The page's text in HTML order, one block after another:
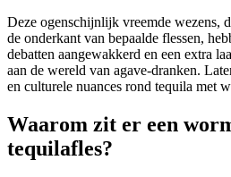
Deze ogenschijnlijk vreemde wezens,
de onderkant van bepaalde flessen,
debatten aangewakkerd en een extra
aan de wereld van agave-dranken.
en culturele nuances rond tequila met
Waarom zit er een
tequilafles?